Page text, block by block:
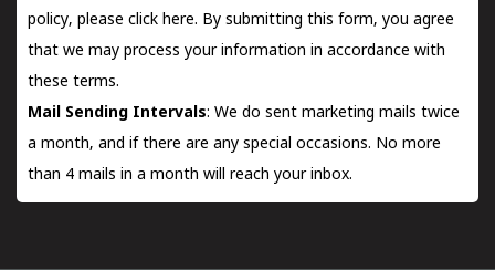
policy, please click here. By submitting this form, you agree
that we may process your information in accordance with
these terms.
Mail Sending Intervals: We do sent marketing mails twice
a month, and if there are any special occasions. No more
than 4 mails in a month will reach your inbox.